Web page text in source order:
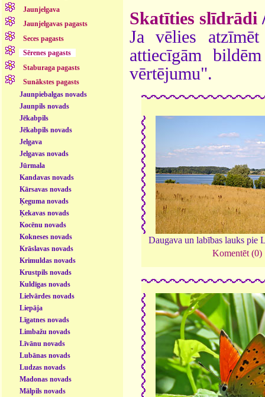
Jaunjelgava
Jaunjelgavas pagasts
Seces pagasts
Sērenes pagasts
Staburaga pagasts
Sunākstes pagasts
Jaunpiebalgas novads
Jaunpils novads
Jēkabpils
Jēkabpils novads
Jelgava
Jelgavas novads
Jūrmala
Kandavas novads
Kārsavas novads
Ķeguma novads
Ķekavas novads
Kocēnu novads
Kokneses novads
Krāslavas novads
Krimuldas novads
Krustpils novads
Kuldīgas novads
Lielvārdes novads
Liepāja
Līgatnes novads
Limbažu novads
Līvānu novads
Lubānas novads
Ludzas novads
Madonas novads
Mālpils novads
Skatīties slīdrādi
Ja vēlies
attiecīgām
vērtējumu".
Daugava un labības lauks pie
Komentēt (0)